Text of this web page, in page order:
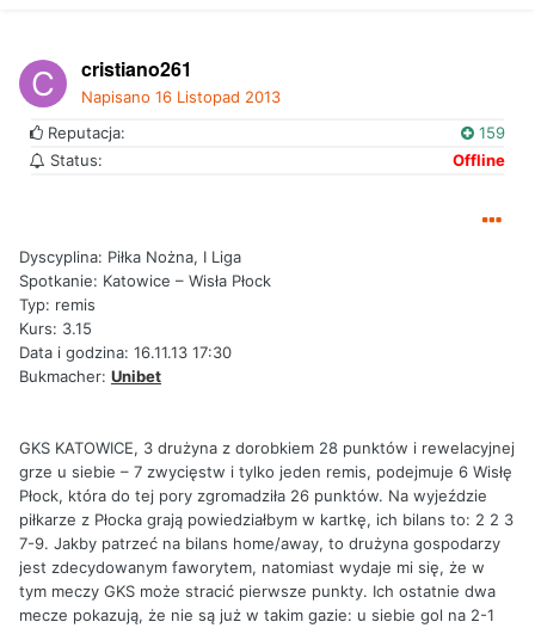
cristiano261
Napisano 16 Listopad 2013
Reputacja:
159
Status:
Offline
Dyscyplina: Piłka Nożna, I Liga
Spotkanie: Katowice – Wisła Płock
Typ: remis
Kurs: 3.15
Data i godzina: 16.11.13 17:30
Bukmacher: Unibet
GKS KATOWICE, 3 drużyna z dorobkiem 28 punktów i rewelacyjnej
grze u siebie – 7 zwycięstw i tylko jeden remis, podejmuje 6 Wisłę
Płock, która do tej pory zgromadziła 26 punktów. Na wyjeździe
piłkarze z Płocka grają powiedziałbym w kartkę, ich bilans to: 2 2 3
7-9. Jakby patrzeć na bilans home/away, to drużyna gospodarzy
jest zdecydowanym faworytem, natomiast wydaje mi się, że w
tym meczy GKS może stracić pierwsze punkty. Ich ostatnie dwa
mecze pokazują, że nie są już w takim gazie: u siebie gol na 2-1